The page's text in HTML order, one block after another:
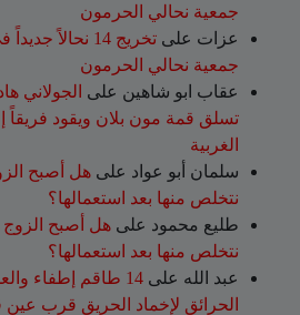
جمعية نحالي الحرمون
عزات على
تخريج 14 نحالاً
جمعية نحالي الحرمون
عقاب ابو شاهين على الجولاني
تسلق قمة مون بلان ويقود فريقاً
الغربية
سلمان أبو عواد على هل أصبح
نتخلص منها بعد استعمالها؟
طليع محمود على هل أصبح
نتخلص منها بعد استعمالها؟
عبد الله على
14 طاقم إطفاء
الحرائق لإخماد الحريق قرب عين